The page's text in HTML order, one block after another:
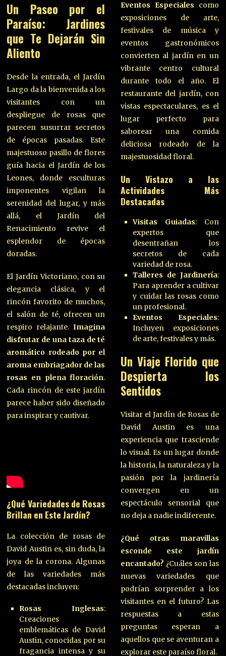
Un Paseo por el
Paraíso: Jardines
que Te Dejarán Sin
Aliento
Desde la entrada, el Jardín
Largo da la bienvenida a los
visitantes con un
despliegue de rosas que
parecen susurrar secretos
de épocas pasadas. Este
majestuoso pasillo de flores
guía hacia el Jardín de los
Leones, donde esculturas
imponentes vigilan la
serenidad del lugar, y más
allá, el Jardín del
Renacimiento revive el
esplendor de épocas
doradas.
El Jardín Victoriano, con su
elegancia clásica, y el
rincón favorito de muchos,
el salón de té, ofrecen un
respiro relajante.Imagina
disfrutar de una taza de té
aromático rodeado por el
aroma embriagador de las
rosas en plena floración.
Cada rincón de este jardín
parece haber sido diseñado
para inspirar y cautivar.
¿Qué Variedades de Rosas
Brillan en Este Jardín?
La colección de rosas de
David Austin es, sin duda, la
joya de la corona. Algunas
de las variedades más
destacadas incluyen:
Rosas Inglesas:
Creaciones
emblemáticas de David
Austin, conocidas por su
fragancia intensa y su
Eventos Especiales como
exposiciones de arte,
festivales de música y
eventos gastronómicos
convierten al jardín en un
vibrante centro cultural
durante todo el año. El
restaurante del jardín, con
vistas espectaculares, es el
lugar perfecto para
saborear una comida
deliciosa rodeado de la
majestuosidad floral.
Un Vistazo a las
Actividades Más
Destacadas
Visitas Guiadas: Con
expertos que
desentrañan los
secretos de cada
variedad de rosa.
Talleres de Jardinería:
Para aprender a cultivar
y cuidar las rosas como
un profesional.
Eventos Especiales:
Incluyen exposiciones
de arte, festivales y más.
Un Viaje Florido que
Despierta los
Sentidos
Visitar el Jardín de Rosas de
David Austin es una
experiencia que trasciende
lo visual. Es un lugar donde
la historia, la naturaleza y la
pasión por la jardinería
convergen en un
espectáculo sensorial que
no deja a nadie indiferente.
¿Qué otras maravillas
esconde este jardín
encantado? ¿Cuáles son las
nuevas variedades que
podrían sorprender a los
visitantes en el futuro? Las
respuestas a estas
preguntas esperan a
aquellos que se aventuran a
explorar este paraíso floral.